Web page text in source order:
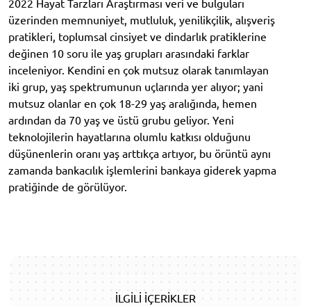
üzerinden memnuniyet, mutluluk, yenilikçilik, alışveriş
pratikleri, toplumsal cinsiyet ve dindarlık pratiklerine
değinen 10 soru ile yaş grupları arasındaki farklar
inceleniyor. Kendini en çok mutsuz olarak tanımlayan
iki grup, yaş spektrumunun uçlarında yer alıyor; yani
mutsuz olanlar en çok 18-29 yaş aralığında, hemen
ardından da 70 yaş ve üstü grubu geliyor. Yeni
teknolojilerin hayatlarına olumlu katkısı olduğunu
düşünenlerin oranı yaş arttıkça artıyor, bu örüntü aynı
zamanda bankacılık işlemlerini bankaya giderek yapma
pratiğinde de görülüyor.
İLGİLİ İÇERİKLER